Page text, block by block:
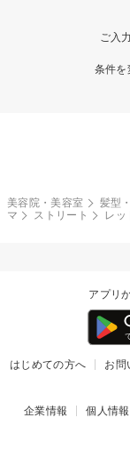
ご入
条件を
美容院・美容室 髪型
マ
ストリート レッ
アプリ
はじめての方へ お問
企業情報 個人情